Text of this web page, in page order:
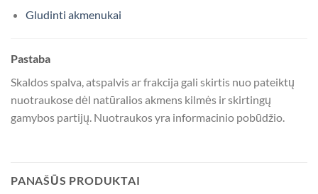
Gludinti akmenukai
Pastaba
Skaldos spalva, atspalvis ar frakcija gali skirtis nuo pateiktų
nuotraukose dėl natūralios akmens kilmės ir skirtingų
gamybos partijų. Nuotraukos yra informacinio pobūdžio.
PANAŠŪS PRODUKTAI